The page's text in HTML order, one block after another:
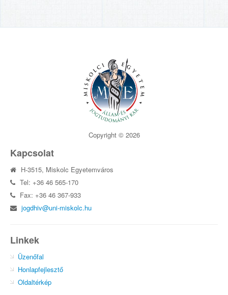
Copyright © 2026
Kapcsolat
H-3515, Miskolc Egyetemváros
Tel: +36 46 565-170
Fax: +36 46 367-933
jogdhiv@uni-miskolc.hu
Linkek
Üzenőfal
Honlapfejlesztő
Oldaltérkép